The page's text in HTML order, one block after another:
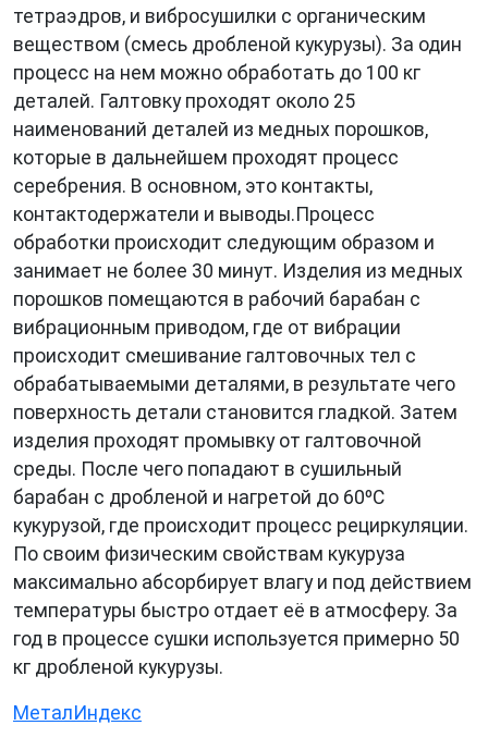
тетраэдров, и вибросушилки с органическим
веществом (смесь дробленой кукурузы). За один
процесс на нем можно обработать до 100 кг
деталей. Галтовку проходят около 25
наименований деталей из медных порошков,
которые в дальнейшем проходят процесс
серебрения. В основном, это контакты,
контактодержатели и выводы.Процесс
обработки происходит следующим образом и
занимает не более 30 минут. Изделия из медных
порошков помещаются в рабочий барабан с
вибрационным приводом, где от вибрации
происходит смешивание галтовочных тел с
обрабатываемыми деталями, в результате чего
поверхность детали становится гладкой. Затем
изделия проходят промывку от галтовочной
среды. После чего попадают в сушильный
барабан с дробленой и нагретой до 60ºС
кукурузой, где происходит процесс рециркуляции.
По своим физическим свойствам кукуруза
максимально абсорбирует влагу и под действием
температуры быстро отдает её в атмосферу. За
год в процессе сушки используется примерно 50
кг дробленой кукурузы.
МеталИндекс